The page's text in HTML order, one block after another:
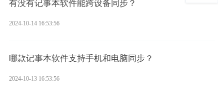
有没有记事本软件能跨设备同步？
2024-10-14 16:53:56
哪款记事本软件支持手机和电脑同步？
2024-10-13 16:53:56